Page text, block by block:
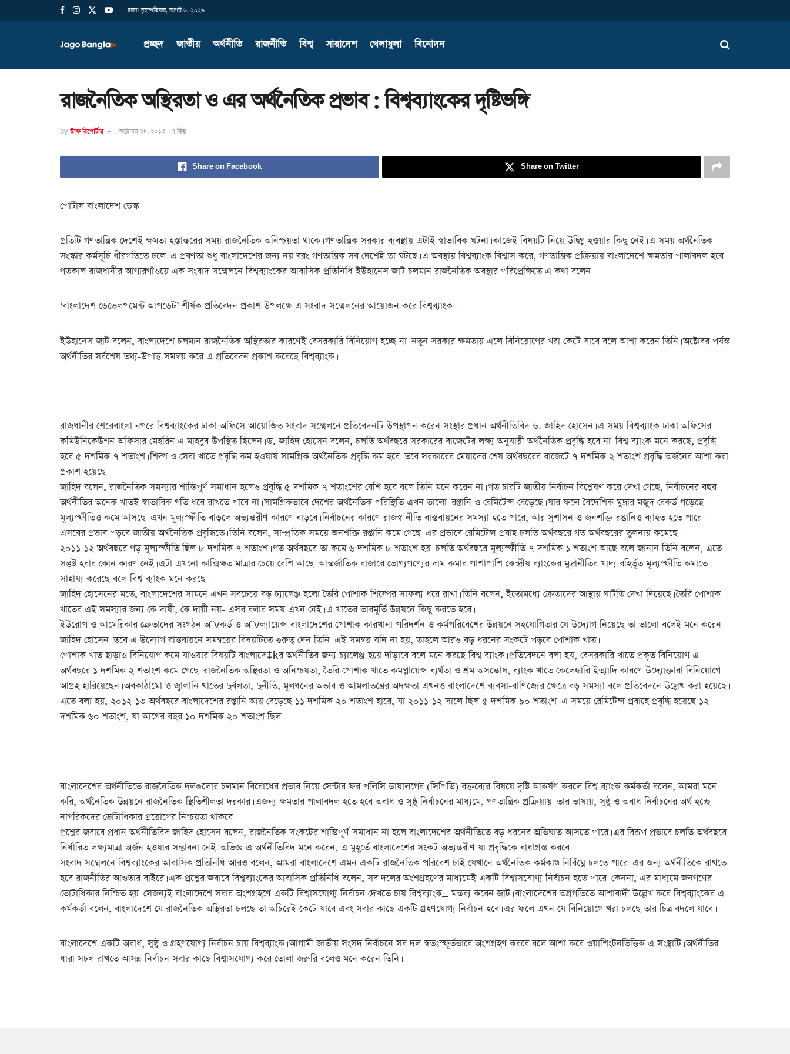
ঢাকাঃ বৃহস্পতিবার, আগস্ট ৬, ২০২৬
প্রচ্ছদ জাতীয় অর্থনীতি রাজনীতি বিশ্ব সারাদেশ খেলাধুলা বিনোদন
রাজনৈতিক অস্থিরতা ও এর অর্থনৈতিক প্রভাব : বিশ্বব্যাংকের দৃষ্টিভঙ্গি
by স্টাফ রিপোর্টার অক্টোবর ২৪, ২০১৩ in বিশ্ব
Share on Facebook Share on Twitter
পোর্টাল বাংলাদেশ ডেস্ক।
প্রতিটি গণতান্ত্রিক দেশেই ক্ষমতা হস্তান্তরের সময় রাজনৈতিক অনিশ্চয়তা থাকে। গণতান্ত্রিক সরকার ব্যবস্থায় এটাই স্বাভাবিক ঘটনা। কাজেই বিষয়টি নিয়ে উদ্বিগ্ন হওয়ার কিছু নেই। এ সময় অর্থনৈতিক
সংস্কার কর্মসূচি ধীরগতিতে চলে। এ প্রবণতা শুধু বাংলাদেশের জন্য নয় বরং গণতান্ত্রিক সব দেশেই তা ঘটছে। এ অবস্থায় বিশ্বব্যাংক বিশ্বাস করে, গণতান্ত্রিক প্রক্রিয়ায় বাংলাদেশে ক্ষমতার পালাবদল হবে।
গতকাল রাজধানীর আগারগাঁওয়ে এক সংবাদ সম্মেলনে বিশ্বব্যাংকের আবাসিক প্রতিনিধি ইউহানেস জাট চলমান রাজনৈতিক অবস্থার পরিপ্রেক্ষিতে এ কথা বলেন।
‘বাংলাদেশ ডেভেলপমেন্ট আপডেট’ শীর্ষক প্রতিবেদন প্রকাশ উপলক্ষে এ সংবাদ সম্মেলনের আয়োজন করে বিশ্বব্যাংক।
ইউহানেস জাট বলেন, বাংলাদেশে চলমান রাজনৈতিক অস্থিরতার কারণেই বেসরকারি বিনিয়োগ হচ্ছে না। নতুন সরকার ক্ষমতায় এলে বিনিয়োগের খরা কেটে যাবে বলে আশা করেন তিনি। অক্টোবর পর্যন্ত
অর্থনীতির সর্বশেষ তথ্য-উপাত্ত সমন্বয় করে এ প্রতিবেদন প্রকাশ করেছে বিশ্বব্যাংক।
রাজধানীর শেরেবাংলা নগরে বিশ্বব্যাংকের ঢাকা অফিসে আয়োজিত সংবাদ সম্মেলনে প্রতিবেদনটি উপস্থাপন করেন সংস্থার প্রধান অর্থনীতিবিদ ড. জাহিদ হোসেন। এ সময় বিশ্বব্যাংক ঢাকা অফিসের
কমিউনিকেউশন অফিসার মেহরিন এ মাহবুব উপস্থিত ছিলেন। ড. জাহিদ হোসেন বলেন, চলতি অর্থবছরে সরকারের বাজেটের লক্ষ্য অনুযায়ী অর্থনৈতিক প্রবৃদ্ধি হবে না। বিশ্ব ব্যাংক মনে করছে, প্রবৃদ্ধি
হবে ৫ দশমিক ৭ শতাংশ। শিল্প ও সেবা খাতে প্রবৃদ্ধি কম হওয়ায় সামগ্রিক অর্থনৈতিক প্রবৃদ্ধি কম হবে। তবে সরকারের মেয়াদের শেষ অর্থবছরের বাজেটে ৭ দশমিক ২ শতাংশ প্রবৃদ্ধি অর্জনের আশা করা
প্রকাশ হয়েছে।
জাহিদ বলেন, রাজনৈতিক সমস্যার শান্তিপূর্ণ সমাধান হলেও প্রবৃদ্ধি ৫ দশমিক ৭ শতাংশের বেশি হবে বলে তিনি মনে করেন না। গত চারটি জাতীয় নির্বাচন বিশ্লেষণ করে দেখা গেছে, নির্বাচনের বছর
অর্থনীতির অনেক খাতই স্বাভাবিক গতি ধরে রাখতে পারে না। সামগ্রিকভাবে দেশের অর্থনৈতিক পরিস্থিতি এখন ভালো। রপ্তানি ও রেমিটেন্স বেড়েছে। যার ফলে বৈদেশিক মুদ্রার মজুদ রেকর্ড গড়েছে।
মূল্যস্ফীতিও কমে আসছে। এখন মূল্যস্ফীতি বাড়লে অভ্যন্তরীণ কারণে বাড়বে। নির্বাচনের কারণে রাজস্ব নীতি বাস্তবায়নের সমস্যা হতে পারে, আর সুশাসন ও জনশক্তি রপ্তানিও ব্যাহত হতে পারে।
এসবের প্রভাব পড়বে জাতীয় অর্থনৈতিক প্রবৃদ্ধিতে। তিনি বলেন, সাম্প্রতিক সময়ে জনশক্তি রপ্তানি কমে গেছে। এর প্রভাবে রেমিটেন্স প্রবাহ চলতি অর্থবছরে গত অর্থবছরের তুলনায় কমেছে।
২০১১-১২ অর্থবছরে গড় মূল্যস্ফীতি ছিল ৮ দশমিক ৭ শতাংশ। গত অর্থবছরে তা কমে ৬ দশমিক ৮ শতাংশ হয়। চলতি অর্থবছরে মূল্যস্ফীতি ৭ দশমিক ১ শতাংশ আছে বলে জানান তিনি বলেন, এতে
সন্তুষ্ট হবার কোন কারণ নেই। এটা এখনো কাক্সিক্ষত মাত্রার চেয়ে বেশি আছে। আন্তর্জাতিক বাজারে ভোগ্যপণ্যের দাম কমার পাশাপাশি কেন্দ্রীয় ব্যাংকের মুদ্রানীতির খাদ্য বহির্ভূত মূল্যস্ফীতি কমাতে
সাহায্য করেছে বলে বিশ্ব ব্যাংক মনে করছে।
জাহিদ হোসেনের মতে, বাংলাদেশের সামনে এখন সবচেয়ে বড় চ্যালেঞ্জ হলো তৈরি পোশাক শিল্পের সাফল্য ধরে রাখা। তিনি বলেন, ইতোমধ্যে ক্রেতাদের আস্থায় ঘাটতি দেখা দিয়েছে। তৈরি পোশাক
খাতের এই সমস্যার জন্য কে দায়ী, কে দায়ী নয়- এসব বলার সময় এখন নেই। এ খাতের ভাবমূর্তি উন্নয়নে কিছু করতে হবে।
ইউরোপ ও আমেরিকার ক্রেতাদের সংগঠন অ¨vকর্ড ও অ¨vল্যায়েন্স বাংলাদেশের পোশাক কারখানা পরিদর্শন ও কর্মপরিবেশের উন্নয়নে সহযোগিতার যে উদ্যোগ নিয়েছে তা ভালো বলেই মনে করেন
জাহিদ হোসেন। তবে এ উদ্যোগ বাস্তবায়নে সমন্বয়ের বিষয়টিতে গুরুত্ব দেন তিনি। এই সমন্বয় যদি না হয়, তাহলে আরও বড় ধরনের সংকটে পড়বে পোশাক খাত।
পোশাক খাত ছাড়াও বিনিয়োগ কমে যাওয়ার বিষয়টি বাংলাদে‡kর অর্থনীতির জন্য চ্যালেঞ্জ হয়ে দাঁড়াবে বলে মনে করছে বিশ্ব ব্যাংক। প্রতিবেদনে বলা হয়, বেসরকারি খাতে প্রকৃত বিনিয়োগ এ
অর্থবছরে ১ দশমিক ২ শতাংশ কমে গেছে। রাজনৈতিক অস্থিরতা ও অনিশ্চয়তা, তৈরি পোশাক খাতে কমপ্লায়েন্স ব্যর্থতা ও শ্রম অসন্তোষ, ব্যাংক খাতে কেলেঙ্কারি ইত্যাদি কারণে উদ্যোক্তারা বিনিয়োগে
আগ্রহ হারিয়েছেন। অবকাঠামো ও জ্বালানি খাতের দুর্বলতা, দুর্নীতি, মূলধনের অভাব ও আমলাতন্ত্রের অদক্ষতা এখনও বাংলাদেশে ব্যবসা-বাণিজ্যের ক্ষেত্রে বড় সমস্যা বলে প্রতিবেদনে উল্লেখ করা হয়েছে।
এতে বলা হয়, ২০১২-১৩ অর্থবছরে বাংলাদেশের রপ্তানি আয় বেড়েছে ১১ দশমিক ২০ শতাংশ হারে, যা ২০১১-১২ সালে ছিল ৫ দশমিক ৯০ শতাংশ। এ সময়ে রেমিটেন্স প্রবাহে প্রবৃদ্ধি হয়েছে ১২
দশমিক ৬০ শতাংশ, যা আগের বছর ১০ দশমিক ২০ শতাংশ ছিল।
বাংলাদেশের অর্থনীতিতে রাজনৈতিক দলগুলোর চলমান বিরোধের প্রভাব নিয়ে সেন্টার ফর পলিসি ডায়ালগের (সিপিডি) বক্তব্যের বিষয়ে দৃষ্টি আকর্ষণ করলে বিশ্ব ব্যাংক কর্মকর্তা বলেন, আমরা মনে
করি, অর্থনৈতিক উন্নয়নে রাজনৈতিক স্থিতিশীলতা দরকার। এজন্য ক্ষমতার পালাবদল হতে হবে অবাধ ও সুষ্ঠু নির্বাচনের মাধ্যমে, গণতান্ত্রিক প্রক্রিয়ায়। তার ভাষায়, সুষ্ঠু ও অবাধ নির্বাচনের অর্থ হচ্ছে
নাগরিকদের ভোটাধিকার প্রয়োগের নিশ্চয়তা থাকবে।
প্রশ্নের জবাবে প্রধান অর্থনীতিবিদ জাহিদ হোসেন বলেন, রাজনৈতিক সংকটের শান্তিপূর্ণ সমাধান না হলে বাংলাদেশের অর্থনীতিতে বড় ধরনের অভিঘাত আসতে পারে। এর বিরূপ প্রভাবে চলতি অর্থবছরে
নির্ধারিত লক্ষ্যমাত্রা অর্জন হওয়ার সম্ভাবনা নেই। অভিজ্ঞ এ অর্থনীতিবিদ মনে করেন, এ মুহূর্তে বাংলাদেশের সংকট অভ্যন্তরীণ যা প্রবৃদ্ধিকে বাধাগ্রস্ত করবে।
সংবাদ সম্মেলনে বিশ্বব্যাংকের আবাসিক প্রতিনিধি আরও বলেন, আমরা বাংলাদেশে এমন একটি রাজনৈতিক পরিবেশ চাই যেখানে অর্থনৈতিক কর্মকাণ্ড নির্বিঘ্নে চলতে পারে। এর জন্য অর্থনীতিকে রাখতে
হবে রাজনীতির আওতার বাইরে। এক প্রশ্নের জবাবে বিশ্বব্যাংকের আবাসিক প্রতিনিধি বলেন, সব দলের অংশগ্রহণের মাধ্যমেই একটি বিশ্বাসযোগ্য নির্বাচন হতে পারে। কেননা, এর মাধ্যমে জনগণের
ভোটাধিকার নিশ্চিত হয়। সেজন্যই বাংলাদেশে সবার অংশগ্রহণে একটি বিশ্বাসযোগ্য নির্বাচন দেখতে চায় বিশ্বব্যাংক_ মন্তব্য করেন জাট। বাংলাদেশের অগ্রগতিতে আশাবাদী উল্লেখ করে বিশ্বব্যাংকের এ
কর্মকর্তা বলেন, বাংলাদেশে যে রাজনৈতিক অস্থিরতা চলছে তা অচিরেই কেটে যাবে এবং সবার কাছে একটি গ্রহণযোগ্য নির্বাচন হবে। এর ফলে এখন যে বিনিয়োগে খরা চলছে তার চিত্র বদলে যাবে।
বাংলাদেশে একটি অবাধ, সুষ্ঠু ও গ্রহণযোগ্য নির্বাচন চায় বিশ্বব্যাংক। আগামী জাতীয় সংসদ নির্বাচনে সব দল স্বতঃস্ফূর্তভাবে অংশগ্রহণ করবে বলে আশা করে ওয়াশিংটনভিত্তিক এ সংস্থাটি। অর্থনীতির
ধারা সচল রাখতে আসন্ন নির্বাচন সবার কাছে বিশ্বাসযোগ্য করে তোলা জরুরি বলেও মনে করেন তিনি।